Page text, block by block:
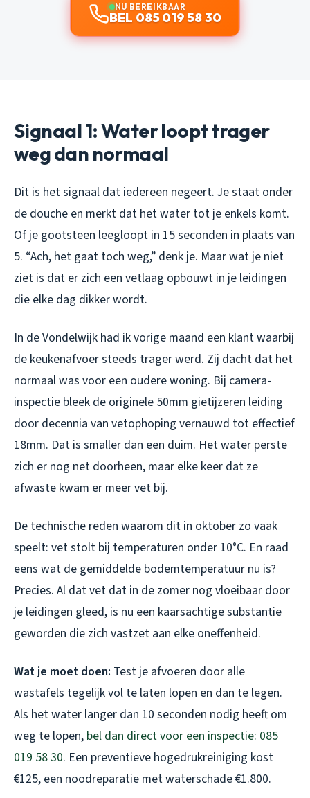
NU BEREIKBAAR
BEL 085 019 58 30
Signaal 1: Water loopt trager
weg dan normaal
Dit is het signaal dat iedereen negeert. Je staat onder
de douche en merkt dat het water tot je enkels komt.
Of je gootsteen leegloopt in 15 seconden in plaats van
5. “Ach, het gaat toch weg,” denk je. Maar wat je niet
ziet is dat er zich een vetlaag opbouwt in je leidingen
die elke dag dikker wordt.
In de Vondelwijk had ik vorige maand een klant waarbij
de keukenafvoer steeds trager werd. Zij dacht dat het
normaal was voor een oudere woning. Bij camera-
inspectie bleek de originele 50mm gietijzeren leiding
door decennia van vetophoping vernauwd tot effectief
18mm. Dat is smaller dan een duim. Het water perste
zich er nog net doorheen, maar elke keer dat ze
afwaste kwam er meer vet bij.
De technische reden waarom dit in oktober zo vaak
speelt: vet stolt bij temperaturen onder 10°C. En raad
eens wat de gemiddelde bodemtemperatuur nu is?
Precies. Al dat vet dat in de zomer nog vloeibaar door
je leidingen gleed, is nu een kaarsachtige substantie
geworden die zich vastzet aan elke oneffenheid.
Wat je moet doen: Test je afvoeren door alle
wastafels tegelijk vol te laten lopen en dan te legen.
Als het water langer dan 10 seconden nodig heeft om
weg te lopen, bel dan direct voor een inspectie: 085
019 58 30. Een preventieve hogedrukreiniging kost
€125, een noodreparatie met waterschade €1.800.